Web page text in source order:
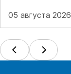
05 августа 2026